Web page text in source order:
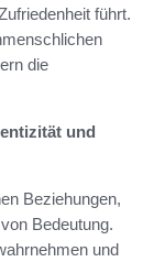
führt.
die
und
Beziehungen,
Bedeutung.
und